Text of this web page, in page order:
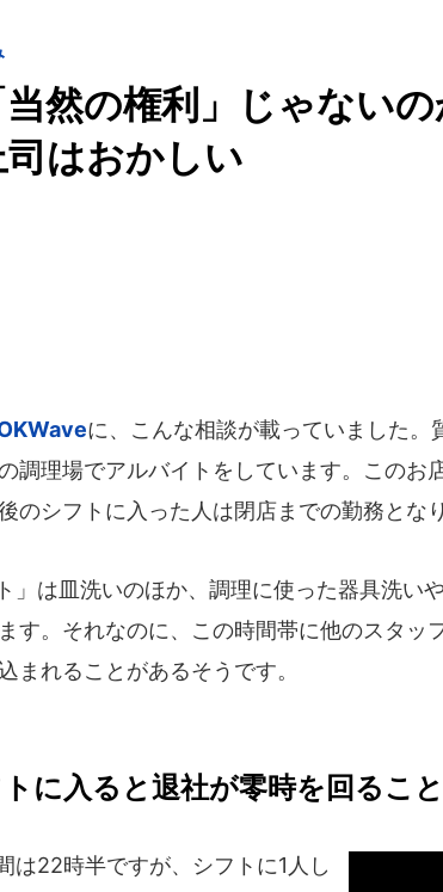
然の権利」じゃない
はおかしい
に、こんな相談が載っていました
調理場でアルバイトをしています。このお
のシフトに入った人は閉店までの勤務とな
」は皿洗いのほか、調理に使った器具洗い
す。それなのに、この時間帯に他のスタッ
まれることがあるそうです。
に入ると退社が零時を回るこ
は22時半ですが、シフトに1人し